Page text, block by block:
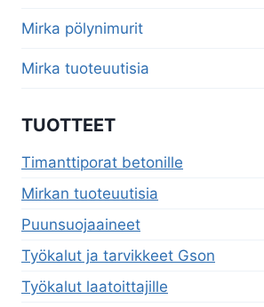
Mirka pölynimurit
Mirka tuoteuutisia
TUOTTEET
Timanttiporat betonille
Mirkan tuoteuutisia
Puunsuojaaineet
Työkalut ja tarvikkeet Gson
Työkalut laatoittajille